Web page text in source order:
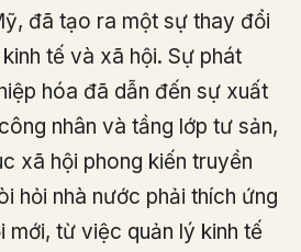
đã tạo ra một sự thay đổi
tế và xã hội. Sự phát
hóa đã dẫn đến sự xuất
nhân và tầng lớp tư sản,
xã hội phong kiến truyền
hỏi nhà nước phải thích ứng
mới, từ việc quản lý kinh tế